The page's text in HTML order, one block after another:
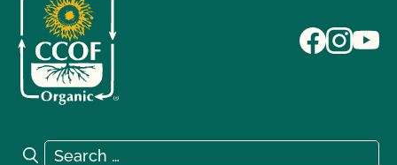
Search for:
Search